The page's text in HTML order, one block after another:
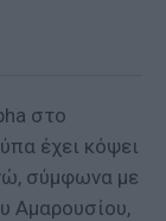
στο
έχει κόψει
σύμφωνα με
Αμαρουσίου,